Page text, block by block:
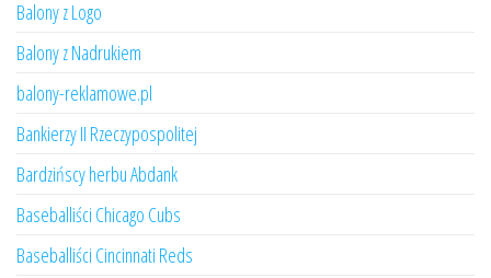
Balony z Logo
Balony z Nadrukiem
balony-reklamowe.pl
Bankierzy II Rzeczypospolitej
Bardzińscy herbu Abdank
Baseballiści Chicago Cubs
Baseballiści Cincinnati Reds